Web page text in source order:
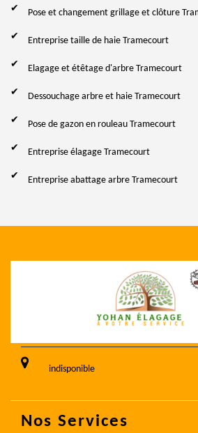
Pose et changement grillage et clôture
Entreprise taille de haie Tramecourt
Elagage et étêtage d'arbre Tramecourt
Dessouchage arbre et haie Tramecourt
Pose de gazon en rouleau Tramecourt
Entreprise élagage Tramecourt
Entreprise abattage arbre Tramecourt
indisponible
Nos Services